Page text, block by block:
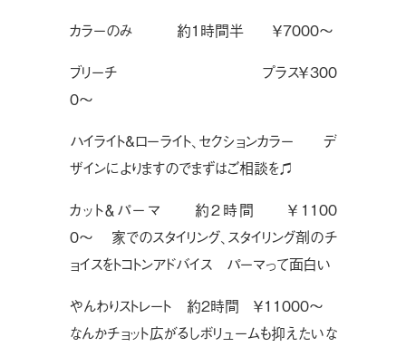
カラーのみ 約1時間半 ￥7000〜
ブリーチ プラス￥300
0〜
ハイライト&ローライト、セクションカラー デ
ザインによりますのでまずはご相談を♫
カット＆パーマ 約2時間 ￥1100
0〜 家でのスタイリング、スタイリング剤のチ
ョイスをトコトンアドバイス パーマって面白い
やんわりストレート 約2時間 ￥11000〜
なんかチョット広がるしボリュームも抑えたいな